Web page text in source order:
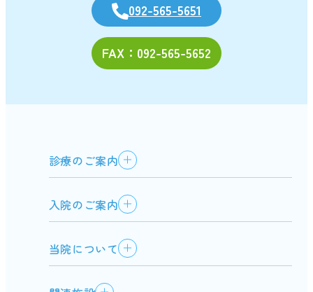
092-565-5651
FAX：092-565-5652
診療のご案内
入院のご案内
当院について